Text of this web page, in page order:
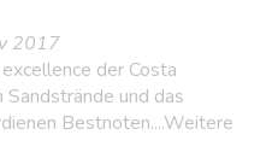
2017
der Costa
Sandstrände und das
Bestnoten....Weitere